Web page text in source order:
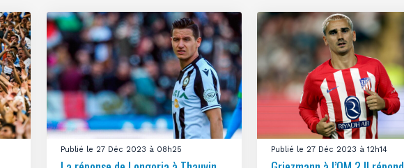
Publié le 27 Déc 2023 à 08h25 Publié le 27 Déc 2023 à 12h14